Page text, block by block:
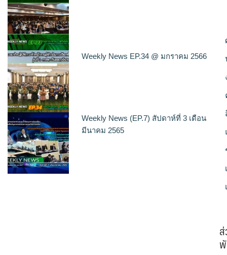
Weekly News EP.34 @ มกราคม 2566
Weekly News (EP.7) สัปดาห์ที่ 3 เดือน
มีนาคม 2565